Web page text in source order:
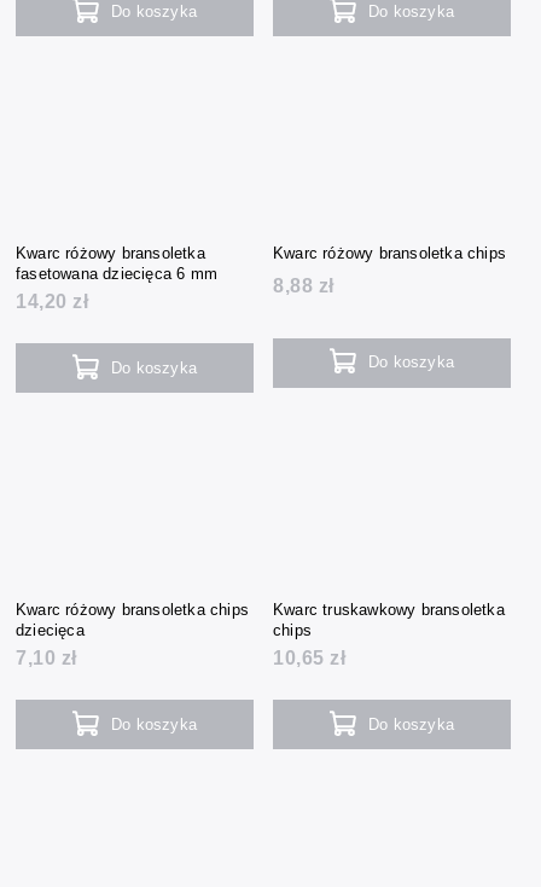
Do koszyka Do koszyka
Kwarc różowy bransoletka
fasetowana dziecięca 6 mm
14,20 zł
Do koszyka
Kwarc różowy bransoletka chips
8,88 zł
Do koszyka
Kwarc różowy bransoletka chips
dziecięca
7,10 zł
Do koszyka
Kwarc truskawkowy bransoletka
chips
10,65 zł
Do koszyka